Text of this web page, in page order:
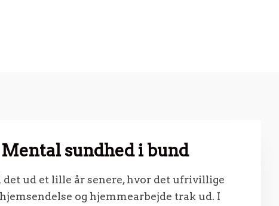
Mental sundhed i bund
det ud et lille år senere, hvor det ufrivillige
og hjemmearbejde trak ud. I